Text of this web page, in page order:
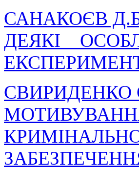
САНАКОЄВ
ДЕЯКІ
СВИРИДЕНКО